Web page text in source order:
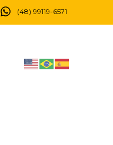
(48) 99119-6571